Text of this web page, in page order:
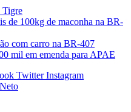
Tigre
de 100kg de maconha na BR-
com carro na BR-407
mil em emenda para APAE
Twitter Instagram